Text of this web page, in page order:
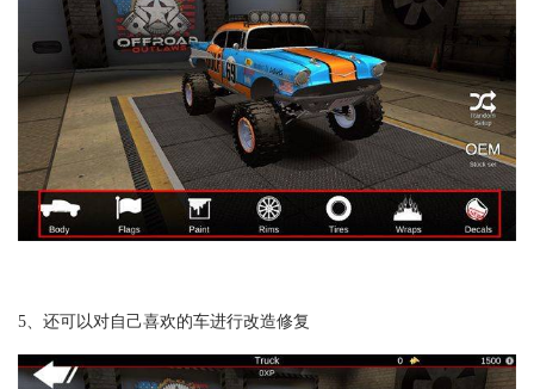
5、还可以对自己喜欢的车进行改造修复